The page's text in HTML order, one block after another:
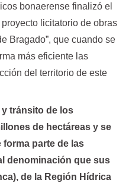
bonaerense finalizó el
licitatorio de obras
Bragado”, que cuando se
más eficiente las
del territorio de este
y tránsito de los
de hectáreas y se
parte de las
denominación que sus
de la Región Hídrica